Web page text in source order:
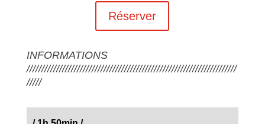
Réserver
INFORMATIONS
///////////////////////////////////////////////////////////////////////
/////